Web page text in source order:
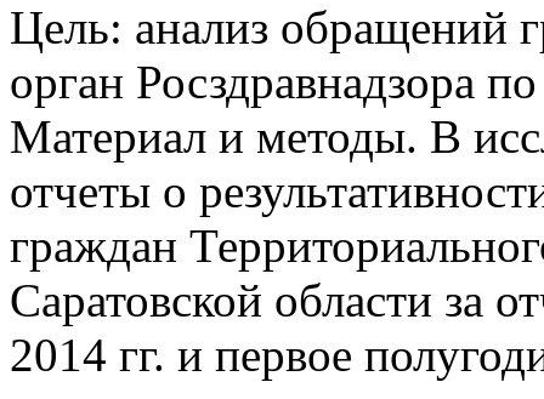
Цель: анализ обращений
орган Росздравнадзора
Материал и методы. В
отчеты о
граждан
Саратовской области за
2014 гг. и первое